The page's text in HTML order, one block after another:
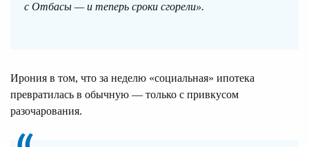
с Отбасы — и теперь сроки сгорели».
Ирония в том, что за неделю «социальная» ипотека
превратилась в обычную — только с привкусом
разочарования.